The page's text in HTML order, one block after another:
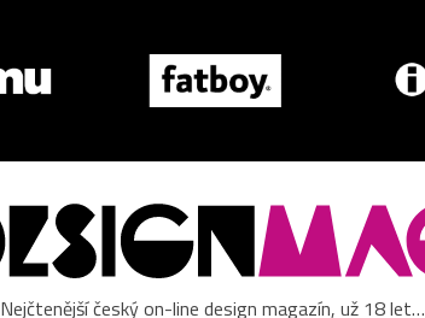
Nejčtenější český on-line design magazín, už 18 let…